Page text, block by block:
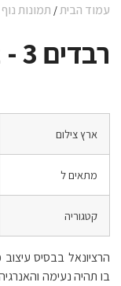
עמוד הבית/ תמונות נוף
רבדים 3 - LAN22
ארץ צילום
מתאים ל
קטגוריה
הרציונאל בבסיס
בו תהיה נעימה